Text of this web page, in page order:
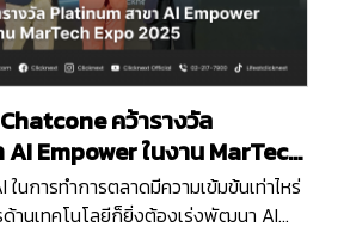
คว้ารางวัล
Empower ในงาน MarTech
นการทำการตลาดมีความเข้มข้นเท่าไหร่
ด้านเทคโนโลยีก็ยิ่งต้องเร่งพัฒนา AI